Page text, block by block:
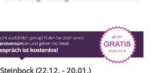
(22.12. - 20.01.)